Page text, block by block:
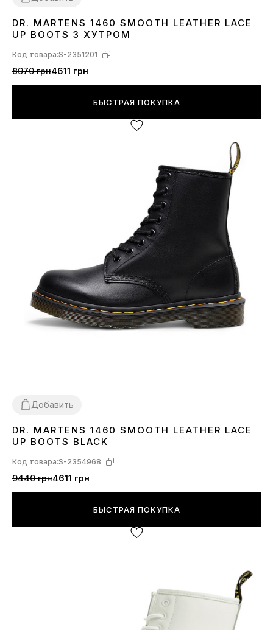
36 373839 404142 43 44
DR. MARTENS 1460 SMOOTH LEATHER LACE
UP BOOTS З ХУТРОМ
Код товара:S-2351201
8970 грн4611 грн
БЫСТРАЯ ПОКУПКА
Добавить
36 373839 404142 43 444546
DR. MARTENS 1460 SMOOTH LEATHER LACE
UP BOOTS BLACK
Код товара:S-2354968
9440 грн4611 грн
БЫСТРАЯ ПОКУПКА